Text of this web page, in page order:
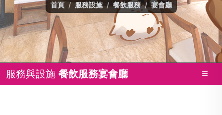
首頁 服務設施 餐飲服務 宴會廳
服務與設施 餐飲服務宴會廳